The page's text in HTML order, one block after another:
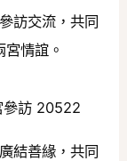
訪交流，共同
情誼。
結善緣，共同